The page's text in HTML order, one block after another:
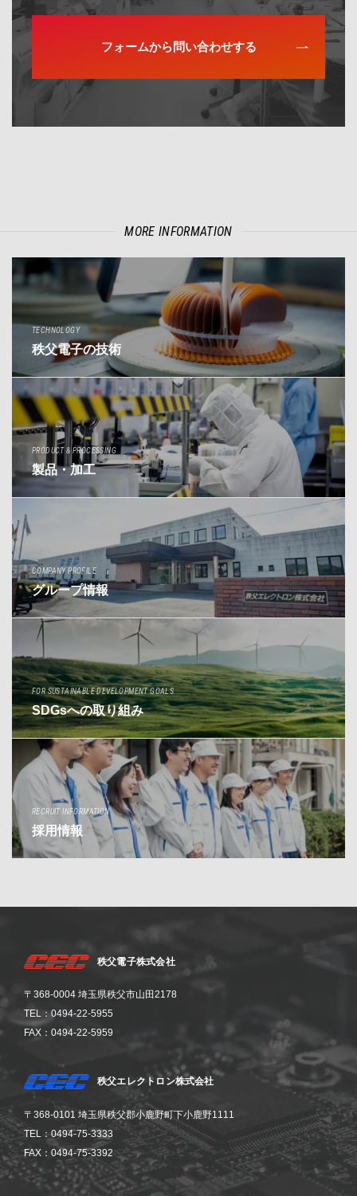
フォームから問い合わせする
MORE INFORMATION
TECHNOLOGY
秩父電子の技術
PRODUCT & PROCESSING
製品・加工
COMPANY PROFILE
グループ情報
FOR SUSTAINABLE DEVELOPMENT GOALS
SDGsへの取り組み
RECRUIT INFORMATION
採用情報
秩父電子株式会社
〒368-0004 埼玉県秩父市山田2178
TEL：0494-22-5955
FAX：0494-22-5959
秩父エレクトロン株式会社
〒368-0101 埼玉県秩父郡小鹿野町下小鹿野1111
TEL：0494-75-3333
FAX：0494-75-3392